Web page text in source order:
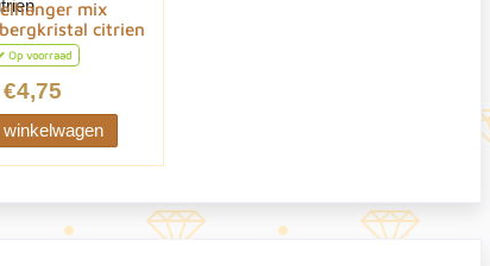
mix
citrien
Op voorraad
€4,75